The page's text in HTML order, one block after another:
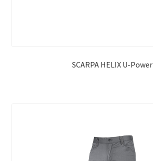
SCARPA HELIX U-Power